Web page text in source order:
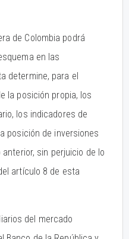
de Colombia podrá
en las
determine, para el
la posición propia, los
los indicadores de
posición de inversiones
sin perjuicio de lo
artículo 8 de esta
del mercado